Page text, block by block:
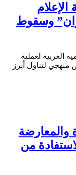
الإعلام
وسقوط
العربية لعملية
لتناول أبرز
والمعارضة
من